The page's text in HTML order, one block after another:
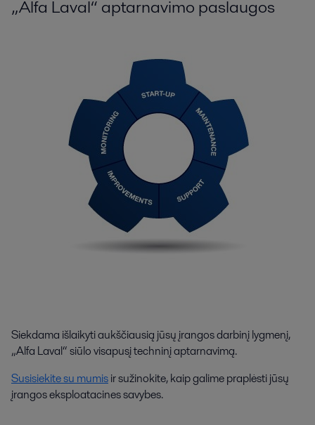
„Alfa Laval“ aptarnavimo paslaugos
Siekdama išlaikyti aukščiausią jūsų įrangos darbinį lygmenį,
„Alfa Laval“ siūlo visapusį techninį aptarnavimą.
Susisiekite su mumisir sužinokite, kaip galime praplėsti jūsų
įrangos eksploatacines savybes.